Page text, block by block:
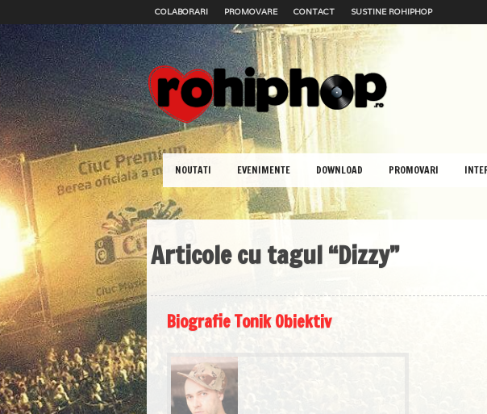
COLABORARI PROMOVARE CONTACT SUSTINE ROHIPHOP
NOUTATI EVENIMENTE DOWNLOAD PROMOVARI
Articole cu tagul “Dizzy”
Biografie Tonik Obiektiv